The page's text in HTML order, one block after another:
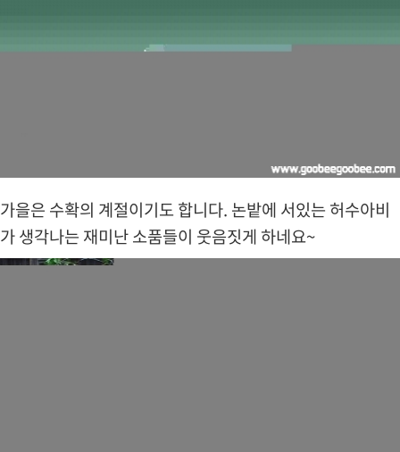
가을은 수확의 계절이기도 합니다. 논밭에 서있는 허수아비
가 생각나는 재미난 소품들이 웃음짓게 하네요~